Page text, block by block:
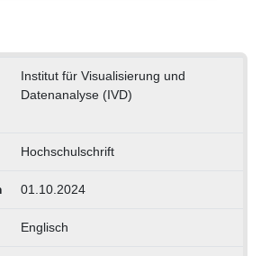
Institut für Visualisierung und
Datenanalyse (IVD)
Hochschulschrift
01.10.2024
Englisch